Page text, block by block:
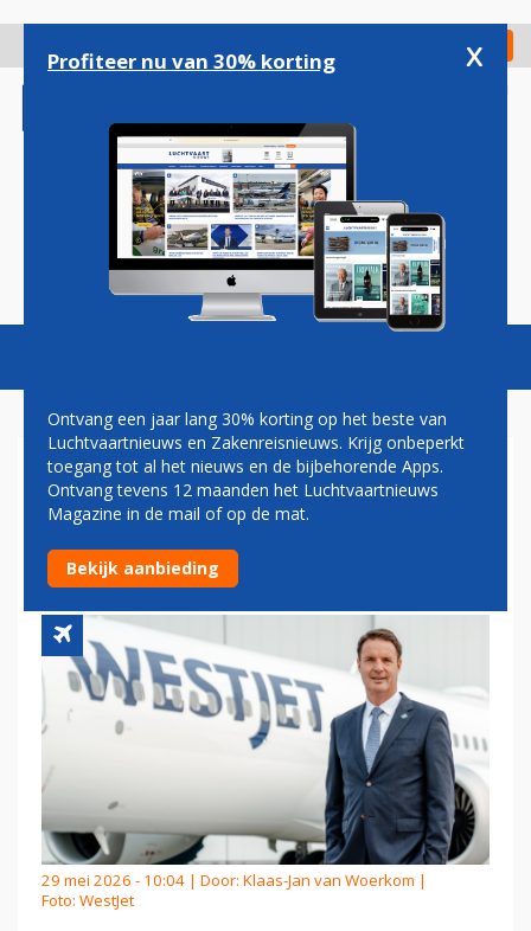
gaan
Check in
Magazine Podcasts Vacatures
DIEDERIK PEN VERTREKT NA
VIJF JAAR ALS OPERATIONEEL
TOPMAN BIJ WESTJET
29 mei 2026 - 10:04 | Door: Klaas-Jan van Woerkom |
Foto: WestJet
Profiteer nu van 30% korting x
Ontvang een jaar lang 30% korting op het beste van
Luchtvaartnieuws en Zakenreisnieuws. Krijg onbeperkt
toegang tot al het nieuws en de bijbehorende Apps.
Ontvang tevens 12 maanden het Luchtvaartnieuws
Magazine in de mail of op de mat.
Bekijk aanbieding